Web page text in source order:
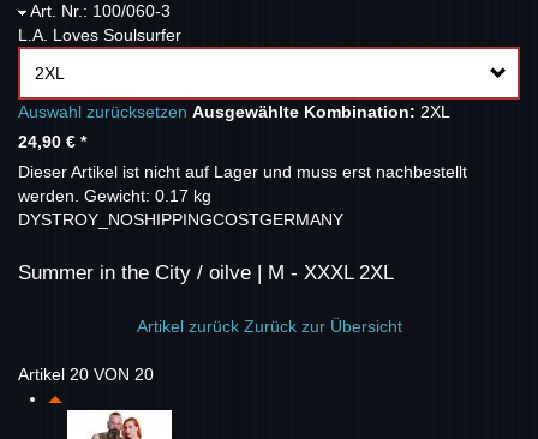
Art. Nr.: 100/060-3
L.A. Loves Soulsurfer
2XL
Auswahl zurücksetzen Ausgewählte Kombination: 2XL
24,90 € *
Dieser Artikel ist nicht auf Lager und muss erst nachbestellt
werden. Gewicht: 0.17 kg
DYSTROY_NOSHIPPINGCOSTGERMANY
Summer in the City / oilve | M - XXXL 2XL
Artikel zurück Zurück zur Übersicht
Artikel 20 VON 20